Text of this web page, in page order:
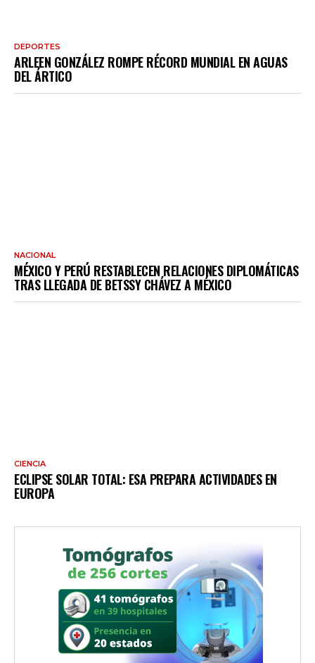
DEPORTES
ARLEEN GONZÁLEZ ROMPE RÉCORD MUNDIAL EN AGUAS
DEL ÁRTICO
NACIONAL
MÉXICO Y PERÚ RESTABLECEN RELACIONES DIPLOMÁTICAS
TRAS LLEGADA DE BETSSY CHÁVEZ A MÉXICO
CIENCIA
ECLIPSE SOLAR TOTAL: ESA PREPARA ACTIVIDADES EN
EUROPA